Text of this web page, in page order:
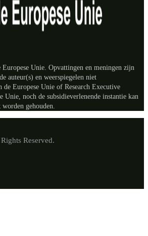
Unie. Opvattingen en meningen zijn
auteur(s) en weerspiegelen niet
Europese Unie of Research Executive
Unie, noch de subsidieverlenende instantie kan
gehouden.
Reserved.